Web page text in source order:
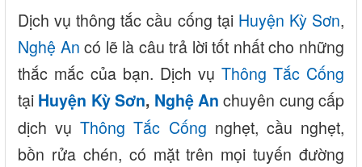
Dịch vụ thông tắc cầu cống tại Huyện Kỳ Sơn,
Nghệ An có lẽ là câu trả lời tốt nhất cho những
thắc mắc của bạn. Dịch vụ Thông Tắc Cống
tại Huyện Kỳ Sơn, Nghệ An chuyên cung cấp
dịch vụThông Tắc Cống nghẹt, cầu nghẹt,
bồn rửa chén, có mặt trên mọi tuyến đường